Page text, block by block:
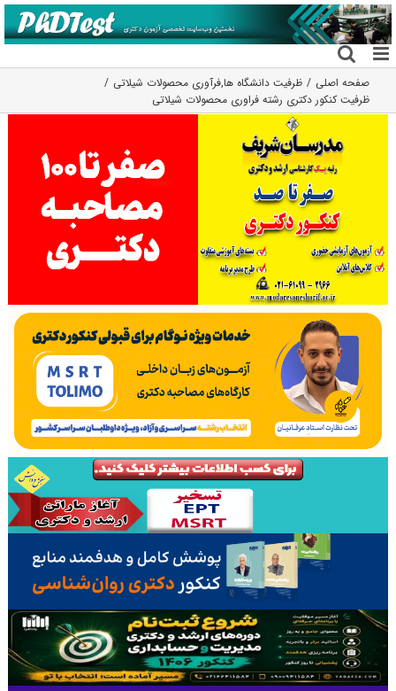
رفتن
به
محتوا
صفحه اصلی ظرفیت دانشگاه ها,فرآوری محصولات شیلاتی
ظرفیت کنکور دکتری رشته ﻓﺮاوری ﻣﺤﺼﻮﻻت شیلاتی